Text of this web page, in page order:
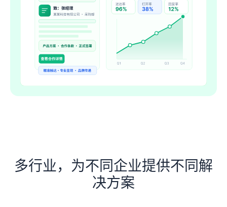
多行业，为不同企业提供不同解
决方案